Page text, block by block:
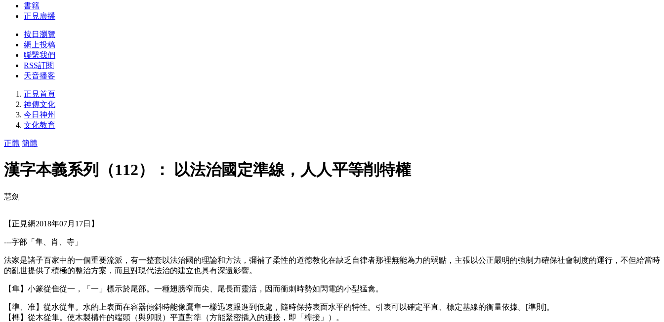
書籍
正見廣播
按日瀏覽
網上投稿
聯繫我們
RSS訂閱
天音播客
正見首頁
神傳文化
今日神州
文化教育
正體 簡體
漢字本義系列（112）： 以法治國定準線，人人平等削特權
慧劍
【正見網2018年07月17日】
---字部「隼、肖、寺」
法家是諸子百家中的一個重要流派，有一整套以法治國的理論和方法，彌補了柔性的道德教化在缺乏自律者那裡無能為力的弱點，主張以公正嚴明的強制力確保社會制度的運行，不但給當時
的亂世提供了積極的整治方案，而且對現代法治的建立也具有深遠影響。
【隼】小篆從隹從一，「一」標示於尾部。一種翅膀窄而尖、尾長而靈活，因而衝刺時勢如閃電的小型猛禽。
【準、准】從水從隼。水的上表面在容器傾斜時能像鷹隼一樣迅速跟進到低處，隨時保持表面水平的特性。引表可以確定平直、標定基線的衡量依據。[準則]。
【榫】從木從隼。使木製構件的端頭（與卯眼）平直對準（方能緊密插入的連接，即「榫接」）。